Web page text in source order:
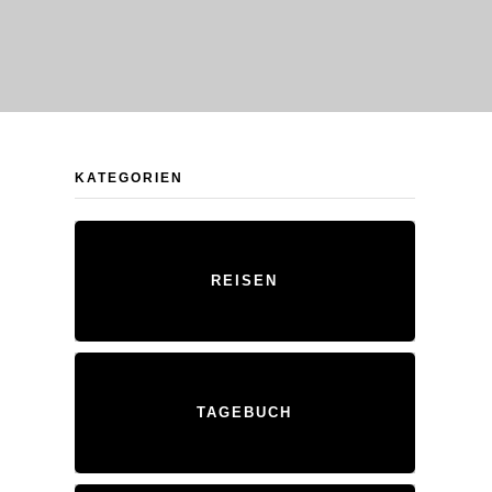
KATEGORIEN
REISEN
TAGEBUCH